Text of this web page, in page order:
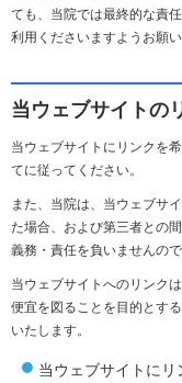
ても、当院では最終的な責
利用くださいますようお願い
当ウェブサイトの
当ウェブサイトにリンクを
てに従ってください。
また、当院は、当ウェブサ
た場合、および第三者との
義務・責任を負いませんの
当ウェブサイトへのリンク
便宜を図ることを目的とす
いたします。
当ウェブサイトに